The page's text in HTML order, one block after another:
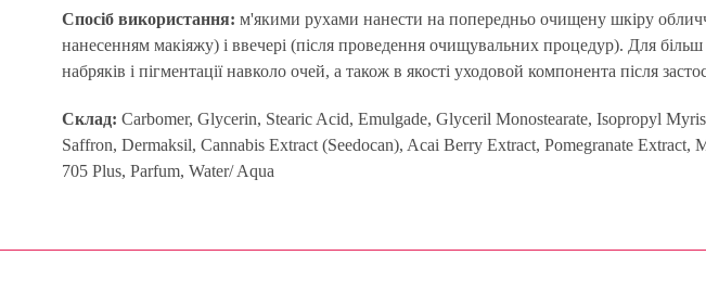
Спосіб використання: м'якими рухами нанести на попередньо очищену шкіру
нанесенням макіяжу) і ввечері (після проведення очищувальних процедур). Для
набряків і пігментації навколо очей, а також в якості уходовой компонента після
Склад: Carbomer, Glycerin, Stearic Acid, Emulgade, Glyceril Monostearate, Isopropyl
Saffron, Dermaksil, Cannabis Extract (Seedocan), Acai Berry Extract, Pomegranate
705 Plus, Parfum, Water/ Aqua